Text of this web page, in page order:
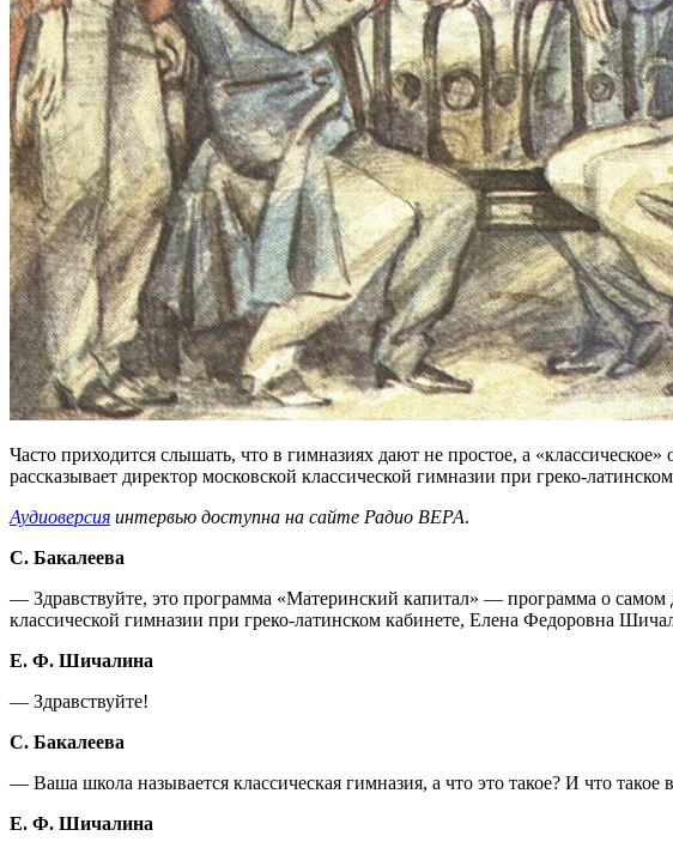
Часто приходится слышать, что в гимназиях дают не простое, а
рассказывает директор московской классической гимназии при греко-
Аудиоверсия интервью доступна на сайте Радио ВЕРА.
С. Бакалеева
— Здравствуйте, это программа «Материнский капитал» — программа о
классической гимназии при греко-латинском кабинете, Елена Федоровна
Е. Ф. Шичалина
— Здравствуйте!
С. Бакалеева
— Ваша школа называется классическая гимназия, а что это такое? И что такое
Е. Ф. Шичалина